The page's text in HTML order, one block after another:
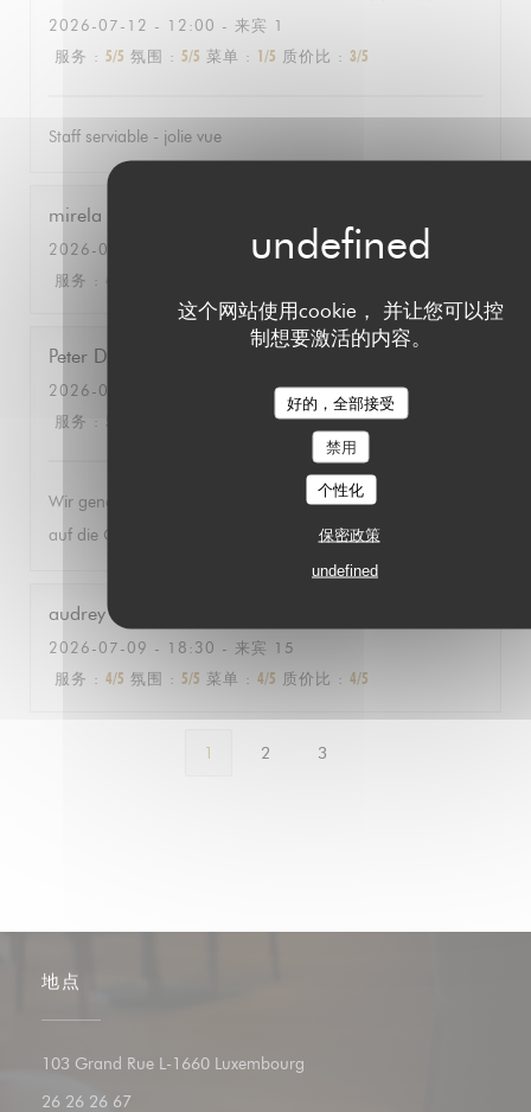
这个网站使用cookie， 并让您可以控
制想要激活的内容。
好的，全部接受
禁用
个性化
保密政策
undefined
2026-07-12 - 12:00 - 来宾 1
服务 : 5/5 氛围 : 5/5 菜单 : 1/5 质价比 : 3/5
Staff serviable - jolie vue
mirela
2026-07-12
- 19:00 - 来宾 2
服务 : 4
Peter D
2026-06-27
- 19:30 - 来宾 2
服务 : 5 /5 质价比: 5/5
Wir genossen die herrlich entspannte Atmosphäre mit Blick
auf die City und das Menü gleichermassen!
audrey L
2026-07-09 - 18:30 - 来宾 15
服务 : 4/5 氛围 : 5/5 菜单 : 4/5 质价比 : 4/5
1 2 3
地点
103 Grand Rue L-1660 Luxembourg
26 26 26 67